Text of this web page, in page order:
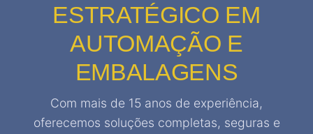
ESTRATÉGICO EM
AUTOMAÇÃO E
EMBALAGENS
Com mais de 15 anos de experiência,
oferecemos soluções completas, seguras e